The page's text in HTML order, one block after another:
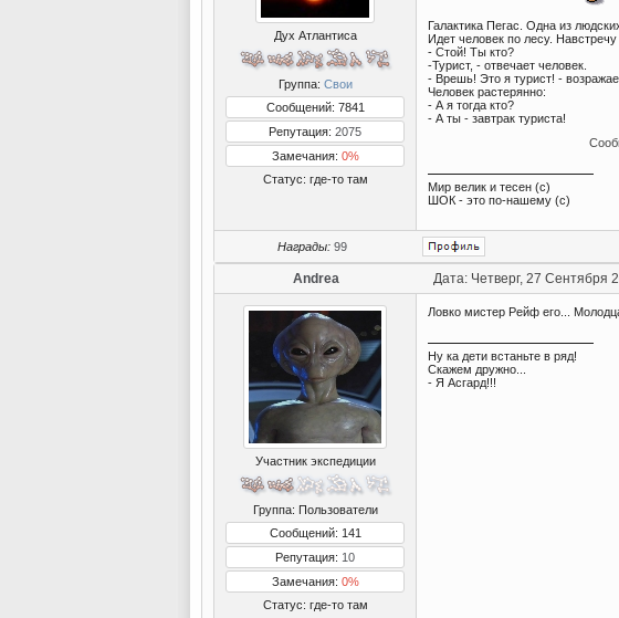
Дух Атлантиса
Группа: Свои
Сообщений: 7841
Репутация: 2075
Замечания: 0%
Статус: где-то там
Галактика Пегас. Одна из
Идет человек по лесу.
- Стой! Ты кто?
-Турист, - отвечает человек.
- Врешь! Это я турист! -
Человек растерянно:
- А я тогда кто?
- А ты - завтрак туриста!
Мир велик и тесен (с)
ШОК - это по-нашему (с)
Награды: 99
Andrea Дата: Четверг, 27 Сентября
Участник экспедиции
Группа: Пользователи
Сообщений: 141
Репутация: 10
Замечания: 0%
Статус: где-то там
Ловко мистер Рейф его...
Ну ка дети встаньте в ряд!
Скажем дружно...
- Я Асгард!!!